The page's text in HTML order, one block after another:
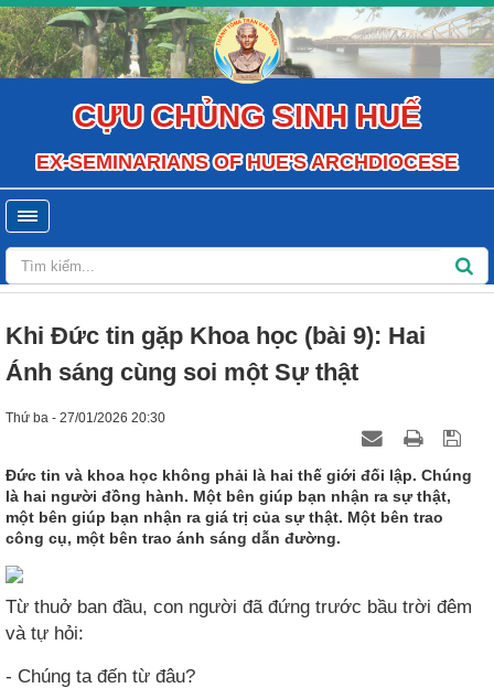
CỰU CHỦNG SINH HUẾ
EX-SEMINARIANS OF HUE'S ARCHDIOCESE
Khi Đức tin gặp Khoa học (bài 9): Hai
Ánh sáng cùng soi một Sự thật
Thứ ba - 27/01/2026 20:30
Đức tin và khoa học không phải là hai thế giới đối lập. Chúng
là hai người đồng hành. Một bên giúp bạn nhận ra sự thật,
một bên giúp bạn nhận ra giá trị của sự thật. Một bên trao
công cụ, một bên trao ánh sáng dẫn đường.
Từ thuở ban đầu, con người đã đứng trước bầu trời đêm
và tự hỏi:​
- Chúng ta đến từ đâu?